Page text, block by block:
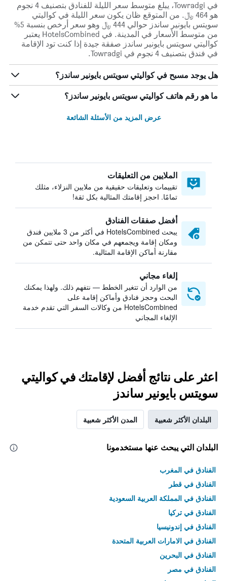
في Towradgi، يبلغ متوسط ​​سعر الليلة للفنادق بتصنيف 4 نجوم
هو 464 ﷼. من المتوقع ظان يكون سعر الليلة في كواليتي
سويتس بايونير ساندز حوالي 444 ﷼ وهو سعر أرخص بنسبة 5%
من متوسط الأسعار في المدينة. في HotelsCombined يعتبر
كواليتي سويتس بايونير ساندز صفقة جيدة إذا كنت تود الإقامة
في فندق بتصنيف 4 نجوم في Towradgi.
هل يوجد مسبح في كواليتي سويتس بايونير ساندز؟
ما هو رقم هاتف كواليتي سويتس بايونير ساندز؟
عرض المزيد من الأسئلة الشائعة
الملايين من التعليقات
تقييمات وتعليقات حقيقية من ملايين النزلاء، مثلك
تمامًا. احجز إقامتك المثالية بكل ثقة!
أفضل صفقات الفنادق
يبحث HotelsCombined في أكثر من 3 ملايين فندق
ومكان إقامة ويجمعهم في مكان واحد حتى تتمكن من
مقارنة أماكن الإقامة المثالية.
إلغاء مجاني
من الوارد أن تتغير الخطط — نتفهم ذلك. ولهذا يمكنك
البحث وحجز فنادق وأماكن إقامة على
HotelsCombined من وكالات السفر التي تقدم خدمة
الإلغاء المجاني
اعثر على نتائج أفضل لإقامتك في كواليتي
سويتس بايونير ساندز
البلدان الأكثر شعبية المدن الأكثر شعبية
البلدان التي يبحث عنها مستخدمونا
الفنادق في المغرب
الفنادق في قطر
الفنادق في المملكة العربية السعودية
الفنادق في تركيا
الفنادق في إندونيسيا
الفنادق في الامارات العربية المتحدة
الفنادق في البحرين
الفنادق في مصر